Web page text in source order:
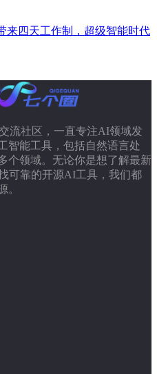
来四天工作制，超级智能时代
流社区，一直专注AI领域发
智能工具，包括自然语言处
个领域。无论你是想了解最新
可靠的开源AI工具，我们都
。